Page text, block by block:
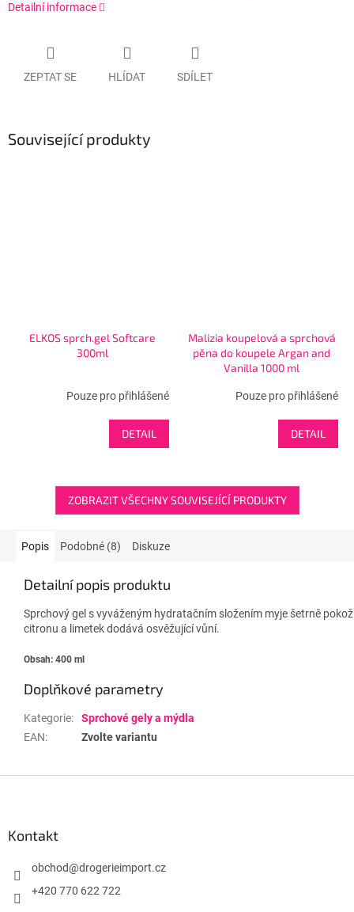
Detailní informace
ZEPTAT SE HLÍDAT SDÍLET
Související produkty
ELKOS sprch.gel Softcare
300ml
Pouze pro přihlášené
DETAIL
Malizia koupelová a sprchová
pěna do koupele Argan and
Vanilla 1000 ml
Pouze pro přihlášené
DETAIL
ZOBRAZIT VŠECHNY SOUVISEJÍCÍ PRODUKTY
Popis Podobné (8) Diskuze
Detailní popis produktu
Sprchový gel s vyváženým hydratačním složením myje šetrně
citronu a limetek dodává osvěžující vůní.
Obsah: 400 ml
Doplňkové parametry
Kategorie:
Sprchové gely a mýdla
EAN: Zvolte variantu
Kontakt
obchod@drogerieimport.cz
+420 770 622 722